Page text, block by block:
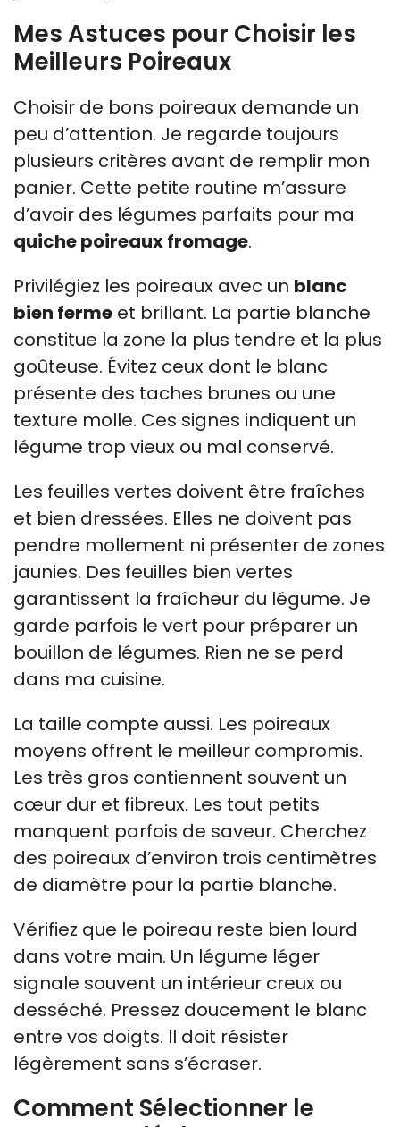
Mes Astuces pour Choisir les
Meilleurs Poireaux
Choisir de bons poireaux demande un
peu d’attention. Je regarde toujours
plusieurs critères avant de remplir mon
panier. Cette petite routine m’assure
d’avoir des légumes parfaits pour ma
quiche poireaux fromage.
Privilégiez les poireaux avec un blanc
bien ferme et brillant. La partie blanche
constitue la zone la plus tendre et la plus
goûteuse. Évitez ceux dont le blanc
présente des taches brunes ou une
texture molle. Ces signes indiquent un
légume trop vieux ou mal conservé.
Les feuilles vertes doivent être fraîches
et bien dressées. Elles ne doivent pas
pendre mollement ni présenter de zones
jaunies. Des feuilles bien vertes
garantissent la fraîcheur du légume. Je
garde parfois le vert pour préparer un
bouillon de légumes. Rien ne se perd
dans ma cuisine.
La taille compte aussi. Les poireaux
moyens offrent le meilleur compromis.
Les très gros contiennent souvent un
cœur dur et fibreux. Les tout petits
manquent parfois de saveur. Cherchez
des poireaux d’environ trois centimètres
de diamètre pour la partie blanche.
Vérifiez que le poireau reste bien lourd
dans votre main. Un légume léger
signale souvent un intérieur creux ou
desséché. Pressez doucement le blanc
entre vos doigts. Il doit résister
légèrement sans s’écraser.
Comment Sélectionner le